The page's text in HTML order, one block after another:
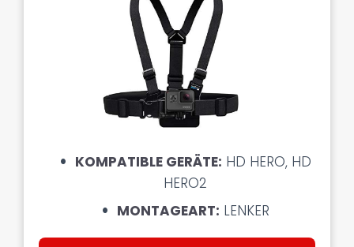
KOMPATIBLE GERÄTE: HD HERO, HD
HERO2
MONTAGEART: LENKER